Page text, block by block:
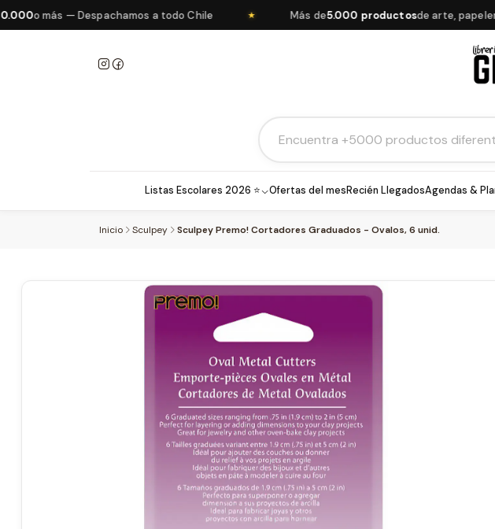
o más — Despachamos a todo Chile Más de5.000 productosde arte, papelería y
Listas Escolares 2026 ⭐ Ofertas del mesRecién LlegadosAgendas &
Inicio Sculpey Sculpey Premo! Cortadores Graduados - Ovalos, 6 unid.